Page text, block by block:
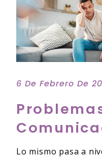
6 De Febrero De
Lo mismo pasa a